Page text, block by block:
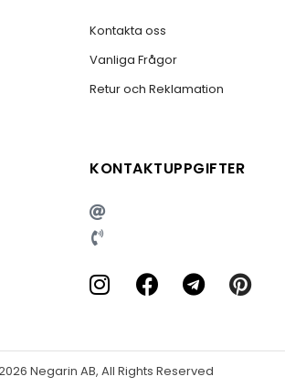
Kontakta oss
Vanliga Frågor
Retur och Reklamation
KONTAKTUPPGIFTER
Negarin AB, All Rights Reserved